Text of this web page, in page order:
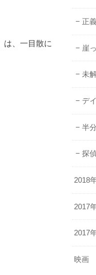
は、一目散に
正
崖
未
デ
半
探
2018
2017
2017
映画